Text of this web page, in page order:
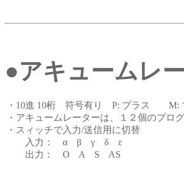
●アキュームレ
・10進 10桁 符号有り P: プラス M:
・アキュームレーターは、１２個のプロ
・スィッチで入力/送信用に切替
入力： α β γ δ ε
出力： O A S AS